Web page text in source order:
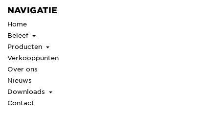
NAVIGATIE
Home
Beleef
Producten
Verkooppunten
Over ons
Nieuws
Downloads
Contact